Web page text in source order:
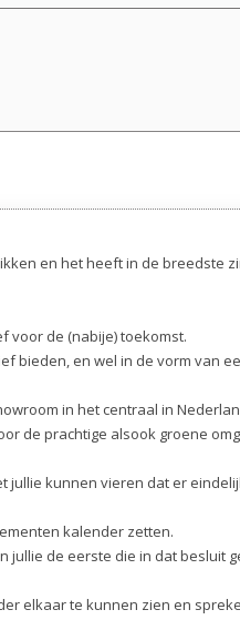
en het heeft in de breedste
voor de (nabije) toekomst.
bieden, en wel in de vorm van
in het centraal in
de prachtige alsook groene
jullie kunnen vieren dat er
kalender zetten.
jullie de eerste die in dat besluit
elkaar te kunnen zien en